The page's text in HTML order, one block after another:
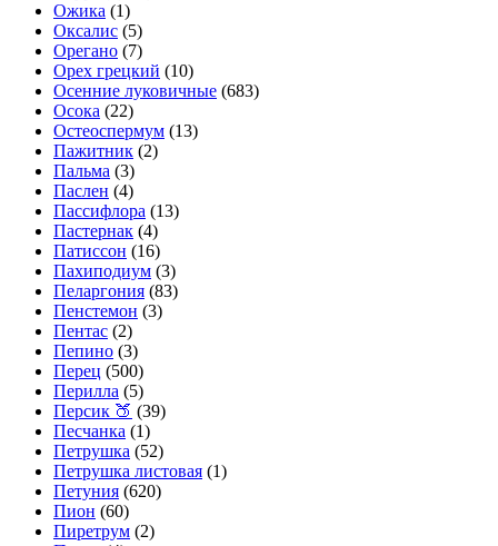
Ожика (1)
Оксалис (5)
Орегано (7)
Орех грецкий (10)
Осенние луковичные (683)
Осока (22)
Остеоспермум (13)
Пажитник (2)
Пальма (3)
Паслен (4)
Пассифлора (13)
Пастернак (4)
Патиссон (16)
Пахиподиум (3)
Пеларгония (83)
Пенстемон (3)
Пентас (2)
Пепино (3)
Перец (500)
Перилла (5)
Персик 🍑 (39)
Песчанка (1)
Петрушка (52)
Петрушка листовая (1)
Петуния (620)
Пион (60)
Пиретрум (2)